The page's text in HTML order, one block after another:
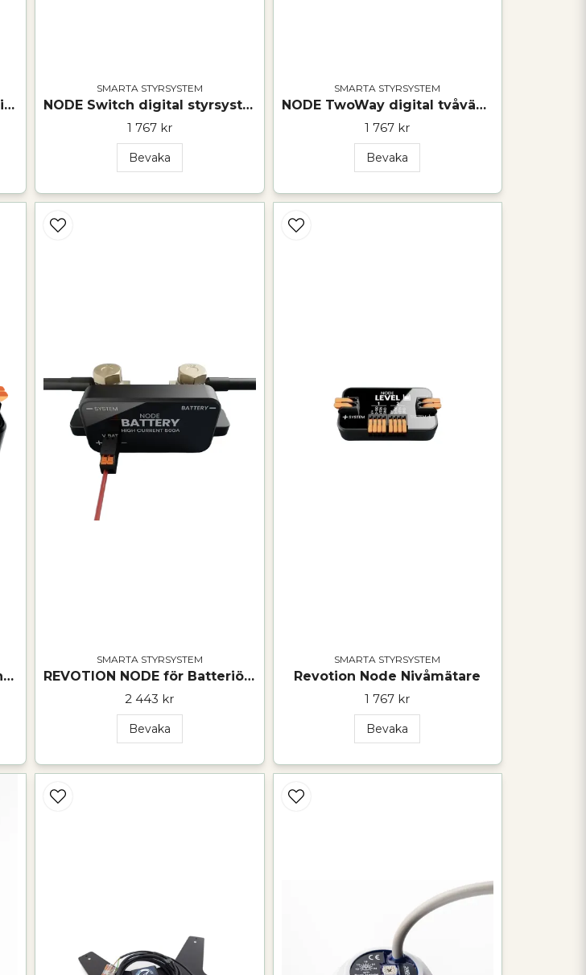
NODE Connect digital koppling och styrning för fordon enkel integration
SMARTA STYRSYSTEM
NODE Switch digital styrsystem
1 767 kr
Bevaka
SMARTA STYRSYSTEM
NODE TwoWay digital tvåvägsstyrning
1 767 kr
Bevaka
Exakt temperaturövervakning med NODE Temp
SMARTA STYRSYSTEM
REVOTION NODE för Batteriövervakning 500Am
2 443 kr
Bevaka
SMARTA STYRSYSTEM
Revotion Node Nivåmätare
1 767 kr
Bevaka